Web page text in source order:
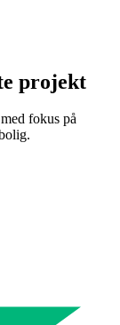
projekt
fokus på